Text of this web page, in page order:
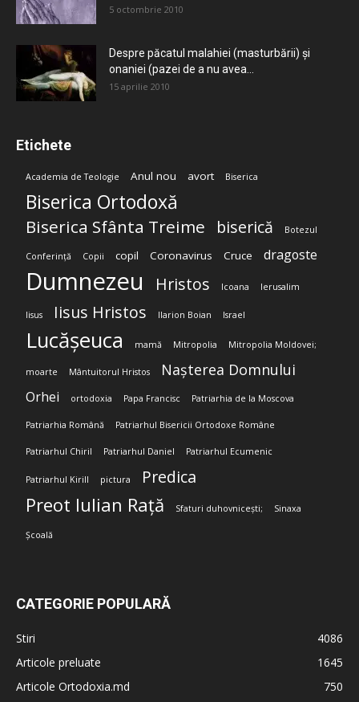
5 octombrie 2010
Despre păcatul malahiei (masturbării) şi
onaniei (pazei de a nu avea...
15 aprilie 2010
Etichete
Academia de Teologie Anul nou avort Biserica
Biserica Ortodoxă
Biserica Sfânta Treime biserică Botezul
Conferință Copii copil Coronavirus Cruce dragoste
Dumnezeu Hristos Icoana Ierusalim
Iisus Iisus Hristos Ilarion Boian Israel
Lucășeuca mamă Mitropolia Mitropolia Moldovei;
moarte Mântuitorul Hristos Nașterea Domnului
Orhei ortodoxia Papa Francisc Patriarhia de la Moscova
Patriarhia Română Patriarhul Bisericii Ortodoxe Române
Patriarhul Chiril Patriarhul Daniel Patriarhul Ecumenic
Patriarhul Kirill pictura Predica
Preot Iulian Rață Sfaturi duhovnicești; Sinaxa
Școală
CATEGORIE POPULARĂ
Stiri
4086
Articole preluate
1645
Articole Ortodoxia.md
750